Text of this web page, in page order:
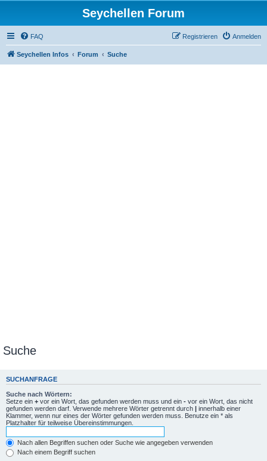
Seychellen Forum
FAQ Anmelden
Registrieren
Seychellen Infos Forum Suche
Suche
SUCHANFRAGE
Suche nach Wörtern:
Setze ein + vor ein Wort, das gefunden werden muss und ein - vor ein Wort, das nicht
gefunden werden darf. Verwende mehrere Wörter getrennt durch | innerhalb einer
Klammer, wenn nur eines der Wörter gefunden werden muss. Benutze ein * als
Platzhalter für teilweise Übereinstimmungen.
Nach allen Begriffen suchen oder Suche wie angegeben verwenden
Nach einem Begriff suchen